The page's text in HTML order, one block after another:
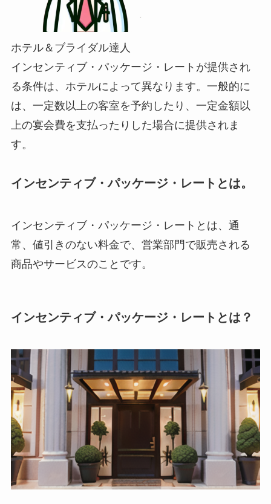
ホテル＆ブライダル達人
インセンティブ・パッケージ・レートが提供され
る条件は、ホテルによって異なります。一般的に
は、一定数以上の客室を予約したり、一定金額以
上の宴会費を支払ったりした場合に提供されま
す。
インセンティブ・パッケージ・レートとは。
インセンティブ・パッケージ・レートとは、通
常、値引きのない料金で、営業部門で販売される
商品やサービスのことです。
インセンティブ・パッケージ・レートとは？